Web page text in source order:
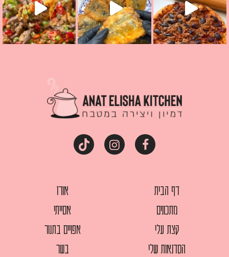
דף הבית
מתכונים
קצת עלי
הסדנאות שלי
אורז
אסייתי
אפויים בתנור
בשר